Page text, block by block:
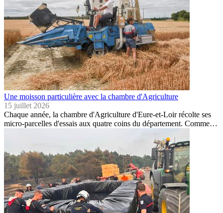
Une moisson particulière avec la chambre d'Agriculture
15 juillet 2026
Chaque année, la chambre d'Agriculture d'Eure-et-Loir récolte ses
micro-parcelles d'essais aux quatre coins du département. Comme…